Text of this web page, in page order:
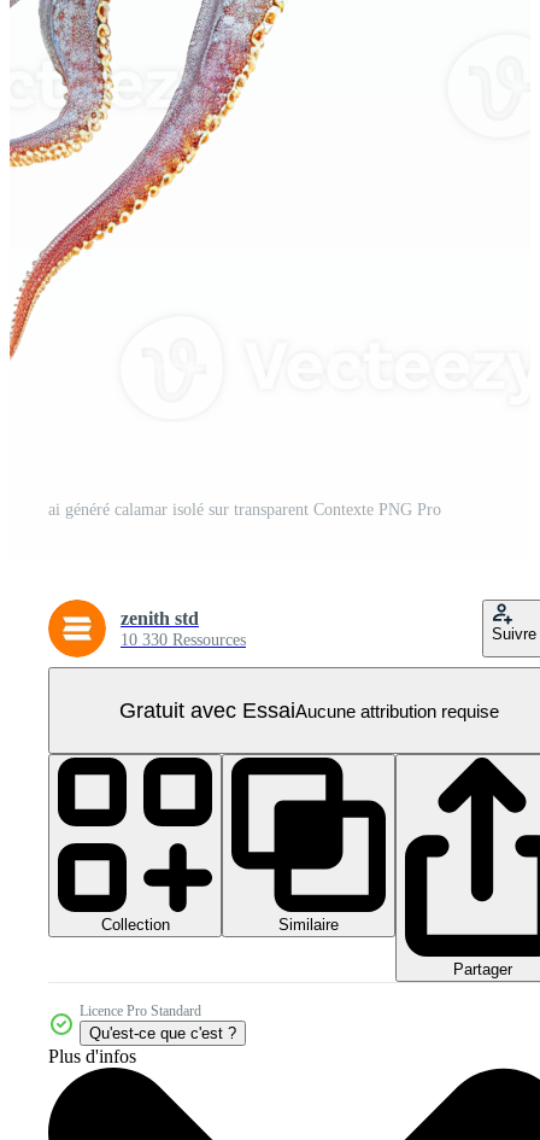
ai généré calamar isolé sur transparent Contexte PNG Pro
zenith std
10 330 Ressources Suivre
Gratuit avec EssaiAucune attribution requise
Collection Similaire
Partager
Licence Pro Standard
Qu'est-ce que c'est ?
Plus d'infos